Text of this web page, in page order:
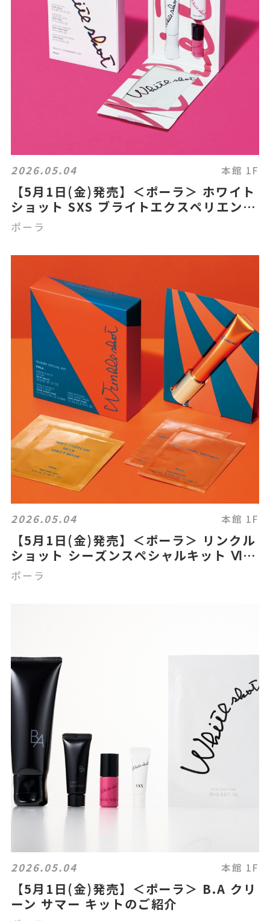
2026.05.04 本館 1F
【5月1日(金)発売】＜ポーラ＞ ホワイト
ショット SXS ブライトエクスペリエンス
キット Vのご紹介
ポーラ
2026.05.04 本館 1F
【5月1日(金)発売】＜ポーラ＞ リンクル
ショット シーズンスペシャルキット Ⅵの
ご紹介
ポーラ
2026.05.04 本館 1F
【5月1日(金)発売】＜ポーラ＞ B.A クリ
ーン サマー キットのご紹介